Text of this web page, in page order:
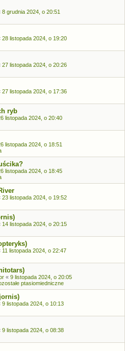
8 grudnia 2024, o 20:51
28 listopada 2024, o 19:20
27 listopada 2024, o 20:26
27 listopada 2024, o 17:36
ryb
listopada 2024, o 20:40
listopada 2024, o 18:51
listopada 2024, o 18:45
23 listopada 2024, o 19:52
14 listopada 2024, o 20:15
11 listopada 2024, o 22:47
« 9 listopada 2024, o 20:05
ptasiomiedniczne
9 listopada 2024, o 10:13
9 listopada 2024, o 08:38